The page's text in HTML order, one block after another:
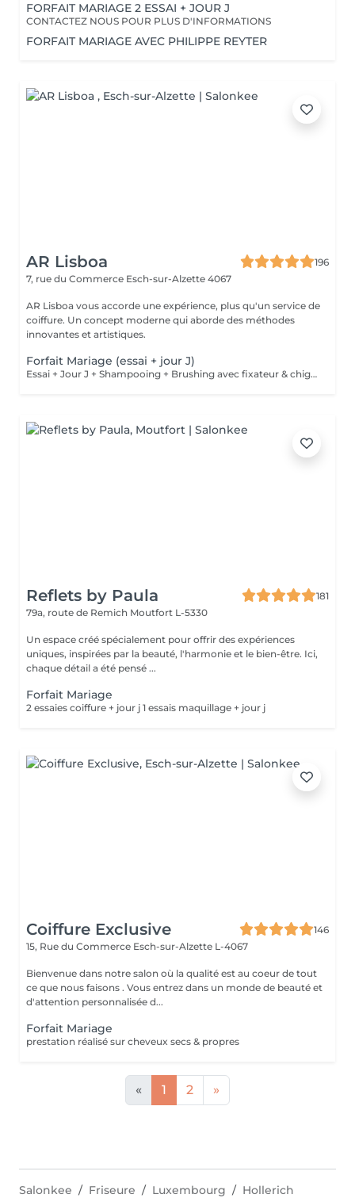
FORFAIT MARIAGE 2 ESSAI + JOUR J
CONTACTEZ NOUS POUR PLUS D'INFORMATIONS
FORFAIT MARIAGE AVEC PHILIPPE REYTER
AR Lisboa
196
7, rue du Commerce Esch-sur-Alzette 4067
AR Lisboa vous accorde une expérience, plus qu'un service de
coiffure. Un concept moderne qui aborde des méthodes
innovantes et artistiques.
Forfait Mariage (essai + jour J)
Essai + Jour J + Shampooing + Brushing avec fixateur & chignon
Reflets by Paula
181
79a, route de Remich Moutfort L-5330
Un espace créé spécialement pour offrir des expériences
uniques, inspirées par la beauté, l'harmonie et le bien-être. Ici,
chaque détail a été pensé ...
Forfait Mariage
2 essaies coiffure + jour j 1 essais maquillage + jour j
Coiffure Exclusive
146
15, Rue du Commerce Esch-sur-Alzette L-4067
Bienvenue dans notre salon où la qualité est au coeur de tout
ce que nous faisons . Vous entrez dans un monde de beauté et
d'attention personnalisée d...
Forfait Mariage
prestation réalisé sur cheveux secs & propres
« 1 2 »
Salonkee Friseure Luxembourg
Hollerich